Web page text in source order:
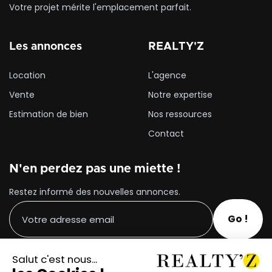
Votre projet mérite l'emplacement parfait.
Les annonces
Location
Vente
Estimation de bien
REALTY'Z
L'agence
Notre expertise
Nos ressources
Contact
N'en perdez pas une miette !
Restez informé des nouvelles annonces.